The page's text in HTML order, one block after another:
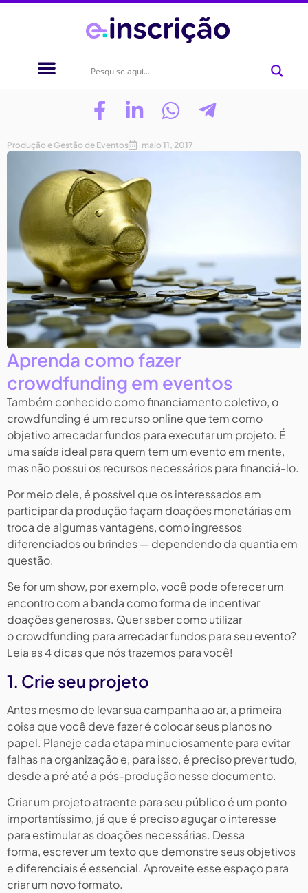
Produção e Gestão de Eventos maio 11, 2017
Aprenda como fazer
crowdfunding em eventos
Também conhecido como financiamento coletivo, o
crowdfunding é um recurso online que tem como
objetivo arrecadar fundos para executar um projeto. É
uma saída ideal para quem tem um evento em mente,
mas não possui os recursos necessários para financiá-lo.
Por meio dele, é possível que os interessados em
participar da produção façam doações monetárias em
troca de algumas vantagens, como ingressos
diferenciados ou brindes — dependendo da quantia em
questão.
Se for um show, por exemplo, você pode oferecer um
encontro com a banda como forma de incentivar
doações generosas. Quer saber como utilizar
o crowdfunding para arrecadar fundos para seu evento?
Leia as 4 dicas que nós trazemos para você!
1. Crie seu projeto
Antes mesmo de levar sua campanha ao ar, a primeira
coisa que você deve fazer é colocar seus planos no
papel. Planeje cada etapa minuciosamente para evitar
falhas na organização e, para isso, é preciso prever tudo,
desde a pré até a pós-produção nesse documento.
Criar um projeto atraente para seu público é um ponto
importantíssimo, já que é preciso aguçar o interesse
para estimular as doações necessárias. Dessa
forma, escrever um texto que demonstre seus objetivos
e diferenciais é essencial. Aproveite esse espaço para
criar um novo formato.